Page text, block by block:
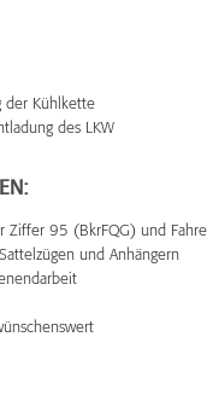
der Kühlkette
des LKW
Ziffer 95 (BkrFQG) und
und Anhängern